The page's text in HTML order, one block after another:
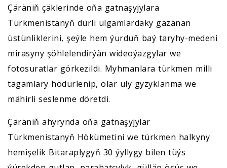
Çäräniň çäklerinde oňa gatnaşyjylara
Türkmenistanyň dürli ulgamlardaky gazanan
üstünliklerini, şeýle hem ýurduň baý taryhy-medeni
mirasyny şöhlelendirýän wideoýazgylar we
fotosuratlar görkezildi. Myhmanlara türkmen milli
tagamlary hödürlenip, olar uly gyzyklanma we
mähirli seslenme döretdi.
Çäräniň ahyrynda oňa gatnaşyjylar
Türkmenistanyň Hökümetini we türkmen halkyny
hemişelik Bitaraplygyň 30 ýyllygy bilen tüýs